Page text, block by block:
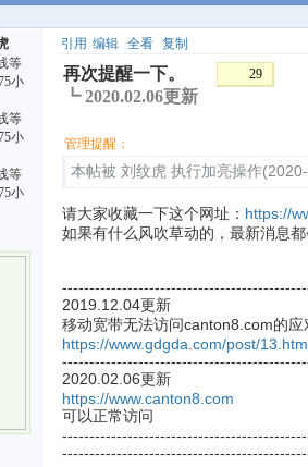
引用 编辑 全看 复制
再次提醒一下。
┗ 2020.02.06更新
29
管理提醒：
本帖被 刘纹虎 执行加亮操作
请大家收藏一下这个网址： https://
如果有什么风吹草动的，最新消息
2019.12.04更新
移动宽带无法访问canton8.com的应
https://www.gdgda.com/post/
2020.02.06更新
https://www.canton8.com
可以正常访问